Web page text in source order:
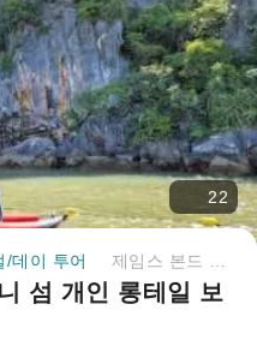
22
/데이 투어
섬 개인 롱테일 보